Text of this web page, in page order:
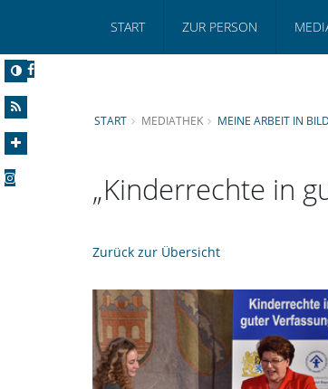
START ZUR PERSON
START MEDIATHEK MEINE ARBEIT IN
Kinderrechte in
Zurück zur Übersicht